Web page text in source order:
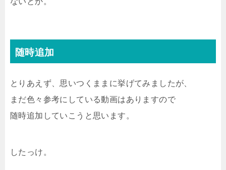
随時追加
とりあえず、思いつくままに挙げてみましたが、
まだ色々参考にしている動画はありますので
随時追加していこうと思います。
したっけ。